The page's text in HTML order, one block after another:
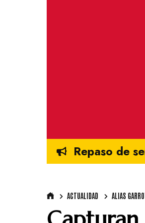
Repaso de
ACTUALIDAD ALIAS